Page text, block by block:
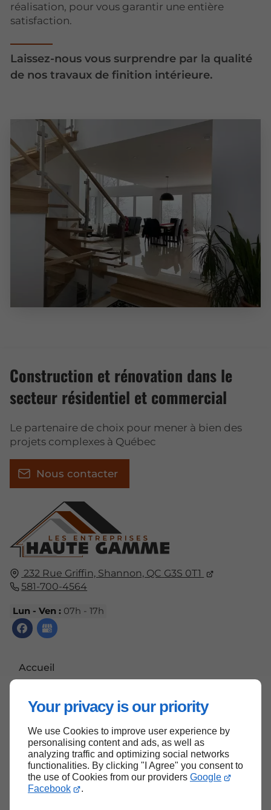
Your privacy is our priority
We use Cookies to improve user experience by
personalising content and ads, as well as
analyzing traffic and optimizing social networks
functionalities. By clicking "I Agree" you consent to
the use of Cookies from our providers Google
Facebook
.
réalisation, pour vous garantir une entière
satisfaction.
Laissez-nous vous surprendre par la qualité
de nos travaux de finition intérieure.
232 Rue Griffin, Shannon, QC G3S 0T1
581-700-4564
Lun - Ven :07h - 17h
Accueil
Politique de confidentialité
Plan du site
Construction et rénovation dans le
secteur résidentiel et commercial
Le partenaire de choix pour mener à bien des
projets complexes à Québec
Nous contacter
Haut de page